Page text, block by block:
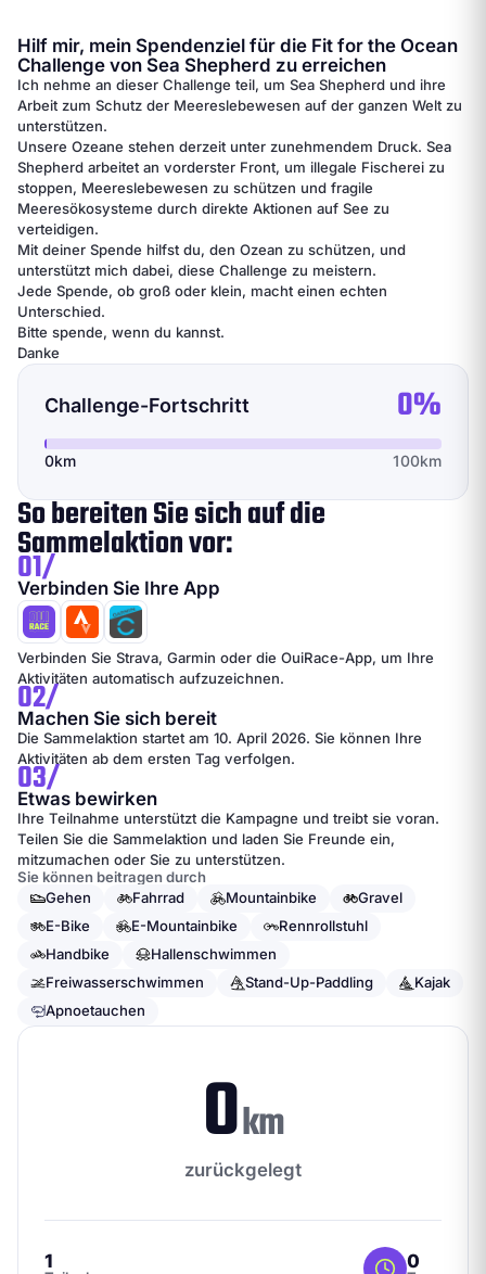
Hilf mir, mein Spendenziel für die Fit for the Ocean
Challenge von Sea Shepherd zu erreichen
Ich nehme an dieser Challenge teil, um Sea Shepherd und ihre
Arbeit zum Schutz der Meereslebewesen auf der ganzen Welt zu
unterstützen.
Unsere Ozeane stehen derzeit unter zunehmendem Druck. Sea
Shepherd arbeitet an vorderster Front, um illegale Fischerei zu
stoppen, Meereslebewesen zu schützen und fragile
Meeresökosysteme durch direkte Aktionen auf See zu
verteidigen.
Mit deiner Spende hilfst du, den Ozean zu schützen, und
unterstützt mich dabei, diese Challenge zu meistern.
Jede Spende, ob groß oder klein, macht einen echten
Unterschied.
Bitte spende, wenn du kannst.
Danke
Challenge-Fortschritt 0%
0km 100km
So bereiten Sie sich auf die
Sammelaktion vor:
01/
Verbinden Sie Ihre App
Verbinden Sie Strava, Garmin oder die OuiRace-App, um Ihre
Aktivitäten automatisch aufzuzeichnen.
02/
Machen Sie sich bereit
Die Sammelaktion startet am 10. April 2026. Sie können Ihre
Aktivitäten ab dem ersten Tag verfolgen.
03/
Etwas bewirken
Ihre Teilnahme unterstützt die Kampagne und treibt sie voran.
Teilen Sie die Sammelaktion und laden Sie Freunde ein,
mitzumachen oder Sie zu unterstützen.
Sie können beitragen durch
Gehen
Fahrrad Mountainbike
Gravel
E-Bike
E-Mountainbike
Rennrollstuhl
Handbike
Hallenschwimmen
Freiwasserschwimmen
Stand-Up-Paddling
Kajak
Apnoetauchen
0km
zurückgelegt
1 0